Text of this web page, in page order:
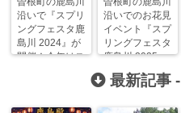
沿いで『スプリ
ングフェスタ鹿
島川 2024』が
開催！今年はス
沿いでのお花見
イベント『スプ
リングフェスタ
鹿島川 2025』
が今年も開催！
最新記事 -